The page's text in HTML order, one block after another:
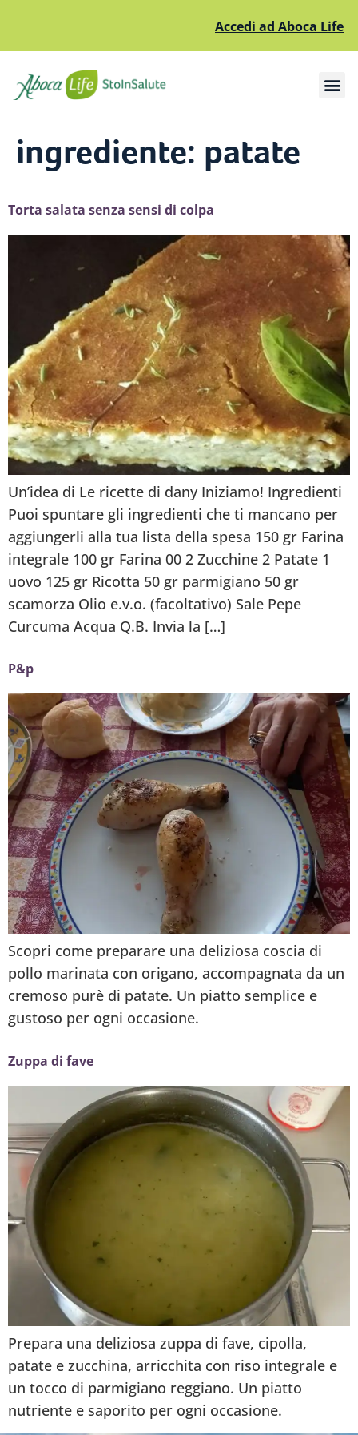
Accedi ad Aboca Life
ingrediente: patate
Torta salata senza sensi di colpa
Un’idea di Le ricette di dany Iniziamo! Ingredienti
Puoi spuntare gli ingredienti che ti mancano per
aggiungerli alla tua lista della spesa 150 gr Farina
integrale 100 gr Farina 00 2 Zucchine 2 Patate 1
uovo 125 gr Ricotta 50 gr parmigiano 50 gr
scamorza Olio e.v.o. (facoltativo) Sale Pepe
Curcuma Acqua Q.B. Invia la […]
P&p
Scopri come preparare una deliziosa coscia di
pollo marinata con origano, accompagnata da un
cremoso purè di patate. Un piatto semplice e
gustoso per ogni occasione.
Zuppa di fave
Prepara una deliziosa zuppa di fave, cipolla,
patate e zucchina, arricchita con riso integrale e
un tocco di parmigiano reggiano. Un piatto
nutriente e saporito per ogni occasione.